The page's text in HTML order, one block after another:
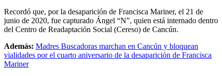
Recordó que, por la desaparición de Francisca Mariner, el 21 de
junio de 2020, fue capturado Ángel “N”, quien está internado dentro
del Centro de Readaptación Social (Cereso) de Cancún.
Además: Madres Buscadoras marchan en Cancún y bloquean
vialidades por el cuarto aniversario de la desaparición de Francisca
Mariner